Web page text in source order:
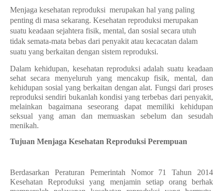
Menjaga kesehatan reproduksi merupakan hal yang paling
penting di masa sekarang. Kesehatan reproduksi merupakan
suatu keadaan sejahtera fisik, mental, dan sosial secara utuh
tidak semata-mata bebas dari penyakit atau kecacatan dalam
suatu yang berkaitan dengan sistem reproduksi.
Dalam kehidupan, kesehatan reproduksi adalah suatu keadaan
sehat secara menyeluruh yang mencakup fisik, mental, dan
kehidupan sosial yang berkaitan dengan alat. Fungsi dari proses
reproduksi sendiri bukanlah kondisi yang terbebas dari penyakit,
melainkan bagaimana seseorang dapat memiliki kehidupan
seksual yang aman dan memuaskan sebelum dan sesudah
menikah.
Tujuan Menjaga Kesehatan Reproduksi Perempuan
Berdasarkan Peraturan Pemerintah Nomor 71 Tahun 2014
Kesehatan Reproduksi yang menjamin setiap orang berhak